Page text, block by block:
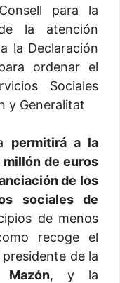
para la
la atención
la Declaración
ordenar el
Sociales
y Generalitat
permitirá a la
de euros
de los
sociales de
de menos
recoge el
de la
Mazón, y la